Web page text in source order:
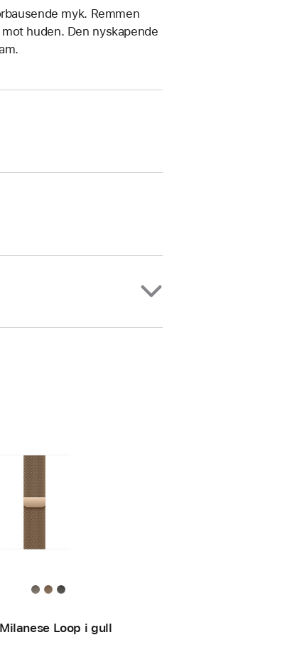
myk. Remmen
huden. Den nyskapende
Loop i gull